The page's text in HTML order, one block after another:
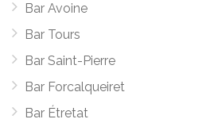
Bar Avoine
Bar Tours
Bar Saint-Pierre
Bar Forcalqueiret
Bar Étretat